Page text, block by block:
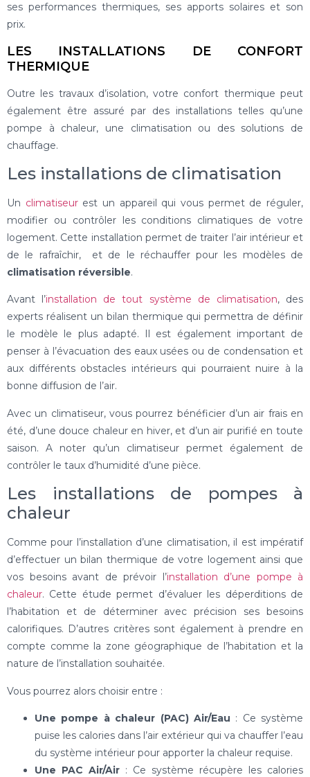
ses performances thermiques, ses apports solaires et son
prix.
LES INSTALLATIONS DE CONFORT
THERMIQUE
Outre les travaux d’isolation, votre confort thermique peut
également être assuré par des installations telles qu’une
pompe à chaleur, une climatisation ou des solutions de
chauffage.
Les installations de climatisation
Un climatiseurest un appareil qui vous permet de réguler,
modifier ou contrôler les conditions climatiques de votre
logement. Cette installation permet de traiter l’air intérieur et
de le rafraîchir, et de le réchauffer pour les modèles de
climatisation réversible.
Avant l’installation de tout système de climatisation, des
experts réalisent un bilan thermique qui permettra de définir
le modèle le plus adapté. Il est également important de
penser à l’évacuation des eaux usées ou de condensation et
aux différents obstacles intérieurs qui pourraient nuire à la
bonne diffusion de l’air.
Avec un climatiseur, vous pourrez bénéficier d’un air frais en
été, d’une douce chaleur en hiver, et d’un air purifié en toute
saison. A noter qu’un climatiseur permet également de
contrôler le taux d’humidité d’une pièce.
Les installations de pompes à
chaleur
Comme pour l’installation d’une climatisation, il est impératif
d’effectuer un bilan thermique de votre logement ainsi que
vos besoins avant de prévoir l’installation d’une pompe à
chaleur. Cette étude permet d’évaluer les déperditions de
l’habitation et de déterminer avec précision ses besoins
calorifiques. D’autres critères sont également à prendre en
compte comme la zone géographique de l’habitation et la
nature de l’installation souhaitée.
Vous pourrez alors choisir entre :
Une pompe à chaleur (PAC) Air/Eau : Ce système
puise les calories dans l’air extérieur qui va chauffer l’eau
du système intérieur pour apporter la chaleur requise.
Une PAC Air/Air : Ce système récupère les calories